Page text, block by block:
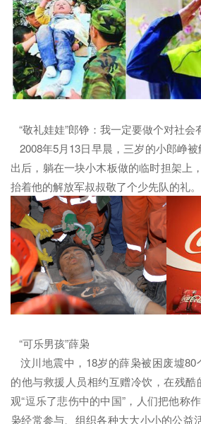
“敬礼娃娃”郎铮：我一定要做个对社会
2008年5月13日早晨，三岁的小郎峥
出后，躺在一块小木板做的临时担架上
抬着他的解放军叔叔敬了个少先队的礼。
“可乐男孩”薛枭
汶川地震中，18岁的薛枭被困废墟80
的他与救援人员相约互赠冷饮，在残
观“逗乐了悲伤中的中国”，人们把他称
枭经常参与、组织各种大大小小的公益